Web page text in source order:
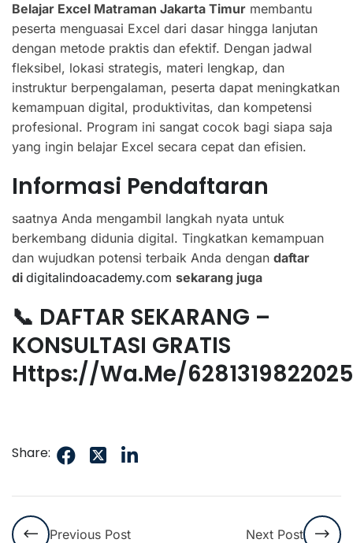
Belajar Excel Matraman Jakarta Timur membantu
peserta menguasai Excel dari dasar hingga lanjutan
dengan metode praktis dan efektif. Dengan jadwal
fleksibel, lokasi strategis, materi lengkap, dan
instruktur berpengalaman, peserta dapat meningkatkan
kemampuan digital, produktivitas, dan kompetensi
profesional. Program ini sangat cocok bagi siapa saja
yang ingin belajar Excel secara cepat dan efisien.
Informasi Pendaftaran
saatnya Anda mengambil langkah nyata untuk
berkembang didunia digital. Tingkatkan kemampuan
dan wujudkan potensi terbaik Anda dengan daftar
di digitalindoacademy.com sekarang juga
📞 DAFTAR SEKARANG –
KONSULTASI GRATIS
Https://wa.me/6281319822025
Share:
Previous Post Next Post